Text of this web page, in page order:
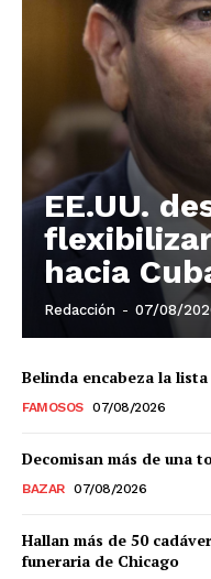
Aguascalientes
Baja California Sur
Chihuahua
Ciudad
Michoacán
Tlaxcala
Tamaulipas
Querétaro
Puebla
EE.UU.
hacia
Redacción - 07/08/
Belinda encabeza la
FAMOSOS 07/08/2026
Decomisan más de una
BAZAR 07/08/2026
Hallan más de 50
funeraria de Chicago